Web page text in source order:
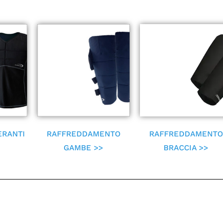
RAFFREDDAMENTO
GAMBE >>
RAFFREDDAMENTO
BRACCIA >>